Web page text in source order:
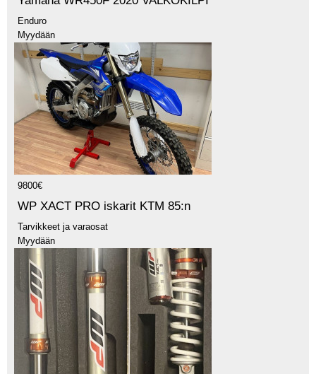
Enduro
Myydään
9800€
WP XACT PRO iskarit KTM 85:n
Tarvikkeet ja varaosat
Myydään